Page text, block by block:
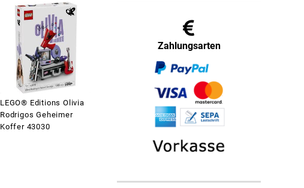
LEGO® Editions Olivia
Rodrigos Geheimer
Koffer 43030
Zahlungsarten